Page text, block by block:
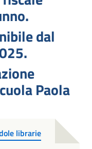
dal
Paola
librarie